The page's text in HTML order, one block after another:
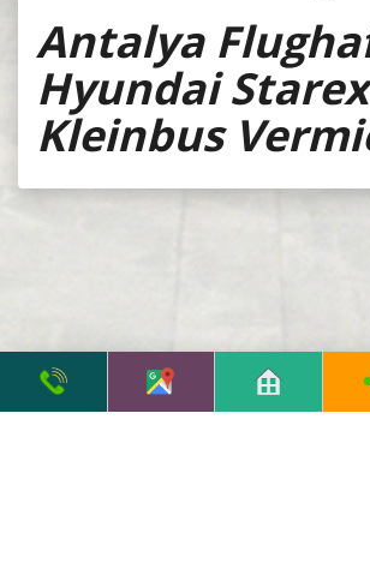
Antalya
Hyundai Starex
Kleinbus